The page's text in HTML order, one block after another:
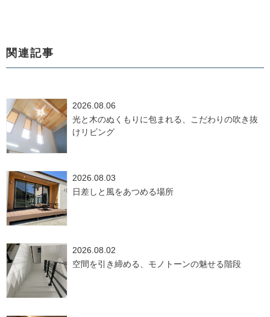
関連記事
2026.08.06
光と木のぬくもりに包まれる、こだわりの吹き抜
けリビング
2026.08.03
日差しと風をあつめる場所
2026.08.02
空間を引き締める、モノトーンの魅せる階段